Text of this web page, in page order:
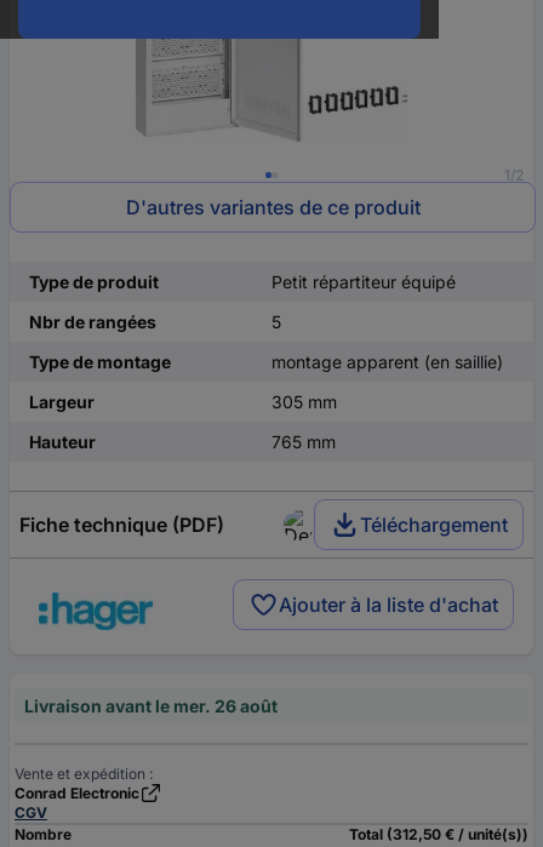
1/2
D'autres variantes de ce produit
Type de produit
Petit répartiteur équipé
Nbr de rangées
5
Type de montage
montage apparent (en saillie)
Largeur
305 mm
Hauteur
765 mm
Fiche technique (PDF) Téléchargement
Ajouter à la liste d'achat
Livraison avant le mer. 26 août
Vente et expédition :
Conrad Electronic
CGV
Nombre
Total (312,50 € / unité(s))